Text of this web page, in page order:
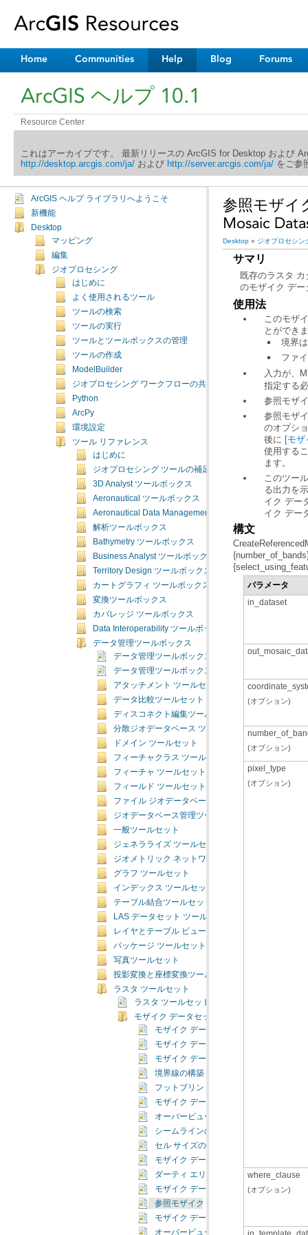
Home Communities Help Blog Forums
ArcGIS ヘルプ 10.1
Resource Center
これはアーカイブです。 最新リリースの ArcGIS for Desktop および
http://desktop.arcgis.com/ja/および http://server.arcgis.com/ja/をご参
ArcGIS ヘルプ ライブラリへようこそ
新機能
Desktop
マッピング
編集
ジオプロセシング
はじめに
よく使用されるツール
ツールの検索
ツールの実行
ツールとツールボックスの管理
ツールの作成
ModelBuilder
ジオプロセシング ワークフローの共有
Python
ArcPy
環境設定
ツール リファレンス
はじめに
ジオプロセシング ツールの補足トピック
3D Analyst ツールボックス
Aeronautical ツールボックス
Aeronautical Data Management ツールボックス
解析ツールボックス
Bathymetry ツールボックス
Business Analyst ツールボックス
Territory Design ツールボックス
カートグラフィ ツールボックス
変換ツールボックス
カバレッジ ツールボックス
Data Interoperability ツールボックス
データ管理ツールボックス
データ管理ツールボックスの概要
データ管理ツールボックスのライセンス
アタッチメント ツールセット
データ比較ツールセット
ディスコネクト編集ツールセット
分散ジオデータベース ツールセット
ドメイン ツールセット
フィーチャクラス ツールセット
フィーチャ ツールセット
フィールド ツールセット
ファイル ジオデータベース ツールセット
ジオデータベース管理ツールセット
一般ツールセット
ジェネラライズ ツールセット
ジオメトリック ネットワーク ツールセット
グラフ ツールセット
インデックス ツールセット
テーブル結合ツールセット
LAS データセット ツールセット
レイヤとテーブル ビュー ツールセット
パッケージ ツールセット
写真ツールセット
投影変換と座標変換ツールセット
ラスタ ツールセット
ラスタ ツールセットの概要
モザイク データセット ツールセット
モザイク データセットにラスタを追加
モザイク データセット スキーマの変更
モザイク データセットの分析（Analyze
境界線の構築（Build Boundary）
フットプリントの構築（Build Footprints
モザイク データセットのアイテム キャ
オーバービューの構築
シームラインの構築（Build Seamlines）
セル サイズの範囲を計算（Calculate
モザイク データセットのカラー調整（
ダーティ エリアの計算（Compute Dirty
モザイク データセットの作成（Create
参照モザイク データセットの作成（
モザイク データセットの NoData の定
オーバービューの定義（Define
Mosaic
Desktop » ジオプロセシン
サマリ
のモザイク デ
使用法
とができ
境界
ファ
入力が、
指定する
参照モザ
のオプシ
後に [モ
ます。
イク デー
構文
パラメータ
in_dataset
(オプション)
(オプション)
pixel_type
(オプション)
where_clause
(オプション)